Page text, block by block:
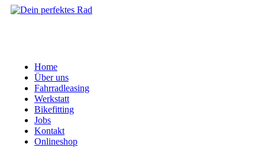
Home
Über uns
Fahrradleasing
Werkstatt
Bikefitting
Jobs
Kontakt
Onlineshop